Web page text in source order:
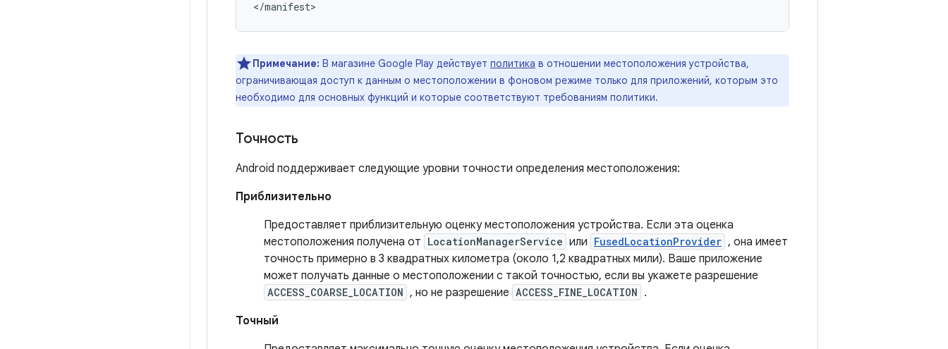
Примечание: В магазине Google Play действует политика в отношении местоположения устройства,
ограничивающая доступ к данным о местоположении в фоновом режиме только для приложений, которым это
необходимо для основных функций и которые соответствуют требованиям политики.
Точность
Android поддерживает следующие уровни точности определения местоположения:
Приблизительно
Предоставляет приблизительную оценку местоположения устройства. Если эта оценка
местоположения получена от LocationManagerService или FusedLocationProvider , она имеет
точность примерно в 3 квадратных километра (около 1,2 квадратных мили). Ваше приложение
может получать данные о местоположении с такой точностью, если вы укажете разрешение
ACCESS_COARSE_LOCATION , но не разрешение ACCESS_FINE_LOCATION .
Точный